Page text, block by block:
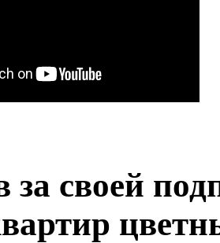
своей